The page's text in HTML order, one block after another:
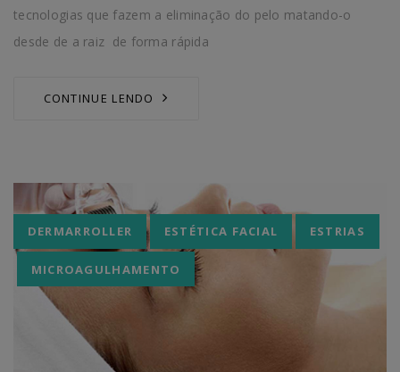
tecnologias que fazem a eliminação do pelo matando-o
desde de a raiz de forma rápida
CONTINUE LENDO
Tags
DERMARROLLER ESTÉTICA FACIAL ESTRIAS
MICROAGULHAMENTO